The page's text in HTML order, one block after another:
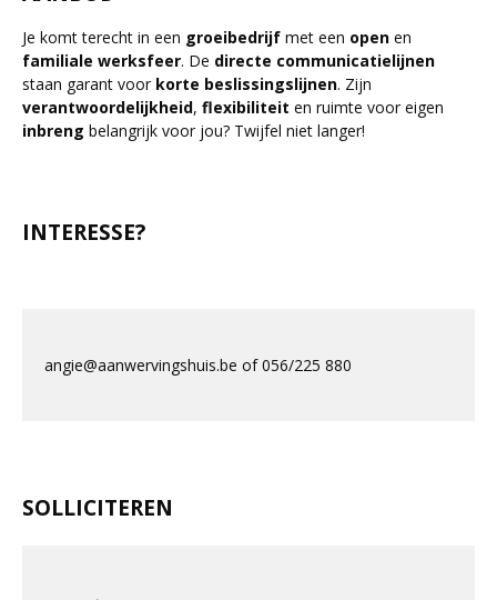
Je komt terecht in een groeibedrijf met een open en
familiale werksfeer. De directe communicatielijnen
staan garant voor korte beslissingslijnen. Zijn
verantwoordelijkheid, flexibiliteit en ruimte voor eigen
inbreng belangrijk voor jou? Twijfel niet langer!
INTERESSE?
angie@aanwervingshuis.be of 056/225 880
SOLLICITEREN